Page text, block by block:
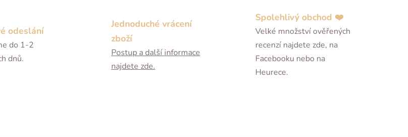
odeslání
do 1-2
dnů.
Jednoduché vrácení
zboží
Postup a další informace
najdete zde.
Spolehlivý obchod ❤️
Velké množství ověřených
recenzí najdete zde, na
Facebooku nebo na
Heurece.